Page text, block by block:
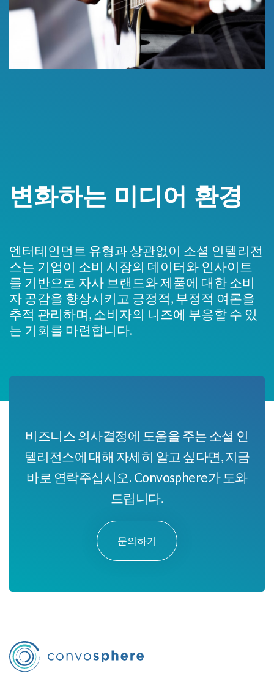
변화하는 미디어 환경
엔터테인먼트 유형과 상관없이 소셜 인텔리전
스는 기업이 소비 시장의 데이터와 인사이트
를 기반으로 자사 브랜드와 제품에 대한 소비
자 공감을 향상시키고 긍정적, 부정적 여론을
추적 관리하며, 소비자의 니즈에 부응할 수 있
는 기회를 마련합니다.
비즈니스 의사결정에 도움을 주는 소셜 인
텔리전스에 대해 자세히 알고 싶다면, 지금
바로 연락주십시오. Convosphere가 도와
드립니다.
문의하기